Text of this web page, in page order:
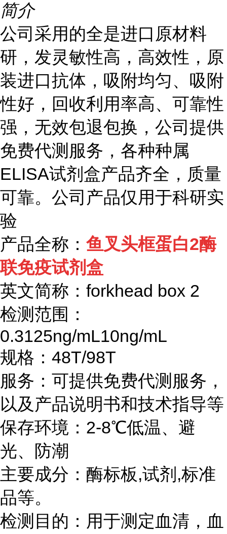
简介
公司采用的全是进口原材料
研，发灵敏性高，高效性，原
装进口抗体，吸附均匀、吸附
性好，回收利用率高、可靠性
强，无效包退包换，公司提供
免费代测服务，各种种属
ELISA试剂盒产品齐全，质量
可靠。公司产品仅用于科研实
验
产品全称： 鱼叉头框蛋白2酶
联免疫试剂盒
英文简称： forkhead box 2
检测范围：
0.3125ng/mL10ng/mL
规格： 48T/98T
服务：可提供免费代测服务，
以及产品说明书和技术指导等
保存环境： 2-8℃低温、避
光、防潮
主要成分：酶标板,试剂,标准
品等。
检测目的：用于测定血清，血